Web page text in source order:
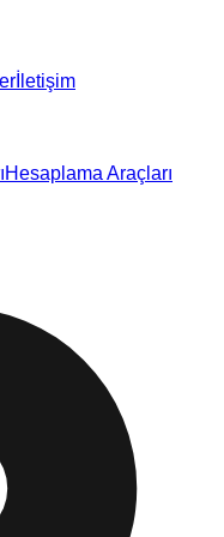
İletişim
Hesaplama Araçları